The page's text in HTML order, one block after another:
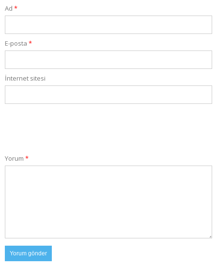
Ad *
E-posta *
İnternet sitesi
Yorum *